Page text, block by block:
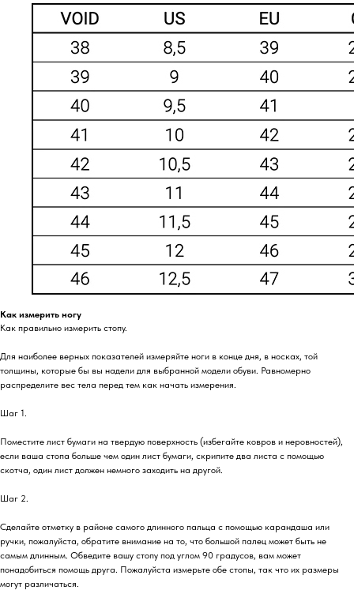
Как измерить ногу
Как правильно измерить стопу.
Для наиболее верных показателей измеряйте ноги в конце дня, в носках, той
толщины, которые бы вы надели для выбранной модели обуви. Равномерно
распределите вес тела перед тем как начать измерения.
Шаг 1.
Поместите лист бумаги на твердую поверхность (избегайте ковров и неровностей),
если ваша стопа больше чем один лист бумаги, скрипите два листа с помощью
скотча, один лист должен немного заходить на другой.
Шаг 2.
Сделайте отметку в районе самого длинного пальца с помощью карандаша или
ручки, пожалуйста, обратите внимание на то, что большой палец может быть не
самым длинным. Обведите вашу стопу под углом 90 градусов, вам может
понадобиться помощь друга. Пожалуйста измерьте обе стопы, так что их размеры
могут различаться.